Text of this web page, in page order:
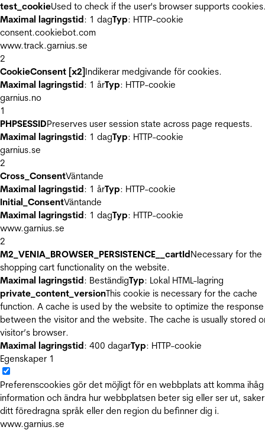
test_cookieUsed to check if the user's browser supports
Maximal lagringstid: 1 dagTyp: HTTP-cookie
consent.cookiebot.com
www.track.garnius.se
2
CookieConsent [x2]Indikerar medgivande för cookies.
Maximal lagringstid: 1 årTyp: HTTP-cookie
garnius.no
1
PHPSESSIDPreserves user session state across page requests.
Maximal lagringstid: 1 dagTyp: HTTP-cookie
garnius.se
2
Cross_ConsentVäntande
Maximal lagringstid: 1 årTyp: HTTP-cookie
Initial_ConsentVäntande
Maximal lagringstid: 1 dagTyp: HTTP-cookie
www.garnius.se
2
M2_VENIA_BROWSER_PERSISTENCE__cartIdNecessary for the
shopping cart functionality on the website.
Maximal lagringstid: BeständigTyp: Lokal HTML-lagring
private_content_versionThis cookie is necessary for the cache
function. A cache is used by the website to optimize the
between the visitor and the website. The cache is usually stored
visitor’s browser.
Maximal lagringstid: 400 dagarTyp: HTTP-cookie
Egenskaper 1
Preferenscookies gör det möjligt för en webbplats att komma ihåg
information och ändra hur webbplatsen beter sig eller ser ut,
ditt föredragna språk eller den region du befinner dig i.
www.garnius.se